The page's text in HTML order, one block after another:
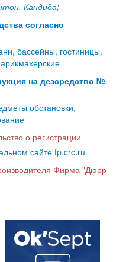
Кандида;
согласно
бассейны, гостиницы,
на дезсредство №
обстановки,
о регистрации
сайте fp.crc.ru
Фирма "Дюрр